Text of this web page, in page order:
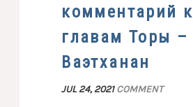
комментарий к
главам Торы –
Ваэтханан
JUL 24, 2021 COMMENT